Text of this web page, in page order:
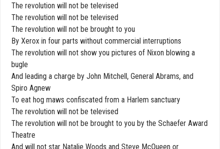
The revolution will not be televised
The revolution will not be televised
The revolution will not be brought to you
By Xerox in four parts without commercial interruptions
The revolution will not show you pictures of Nixon blowing a
bugle
And leading a charge by John Mitchell, General Abrams, and
Spiro Agnew
To eat hog maws confiscated from a Harlem sanctuary
The revolution will not be televised
The revolution will not be brought to you by the Schaefer Award
Theatre
And will not star Natalie Woods and Steve McQueen or